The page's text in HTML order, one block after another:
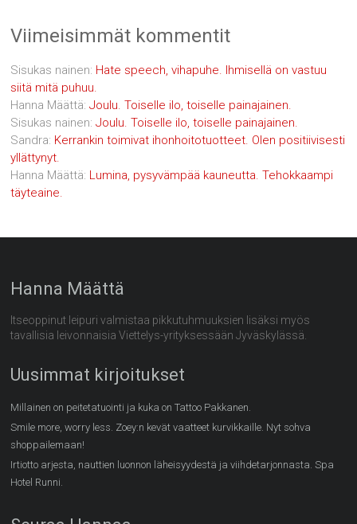
Viimeisimmät kommentit
Sisukas nainen: Hate speech, vihapuhe. Ihmisellä on vastuu
siitä mitä puhuu.
Hanna Määttä:Joulu. Toiselle ilo, toiselle painajainen.
Sisukas nainen:Joulu. Toiselle ilo, toiselle painajainen.
Sandra: Kerrankin toimivat ihonhoitotuotteet. Olen positiivisesti
yllättynyt.
Hanna Määttä: Lumina, pysyvämpää kauneutta. Tehokkaampi
täyteaine.
Hanna Määttä
Itseoppinut leipuri valmistaa pikkutuhmuuksien lisäksi myös
tavallisia leivonnaisia Viettelys-yrityksessään Jyväskylässä.
Uusimmat kirjoitukset
Millainen on peitetatuointi ja kuka on Tattoo Pakkanen.
Smile more, worry less. Zoey:n kevät vaatteet kurvikkaille. Nyt sohva
shoppailemaan!
Irtiotto arjesta, nauttien luonnon läheisyydestä ja viihdetarjonnasta. Spa
Hotel Runni.